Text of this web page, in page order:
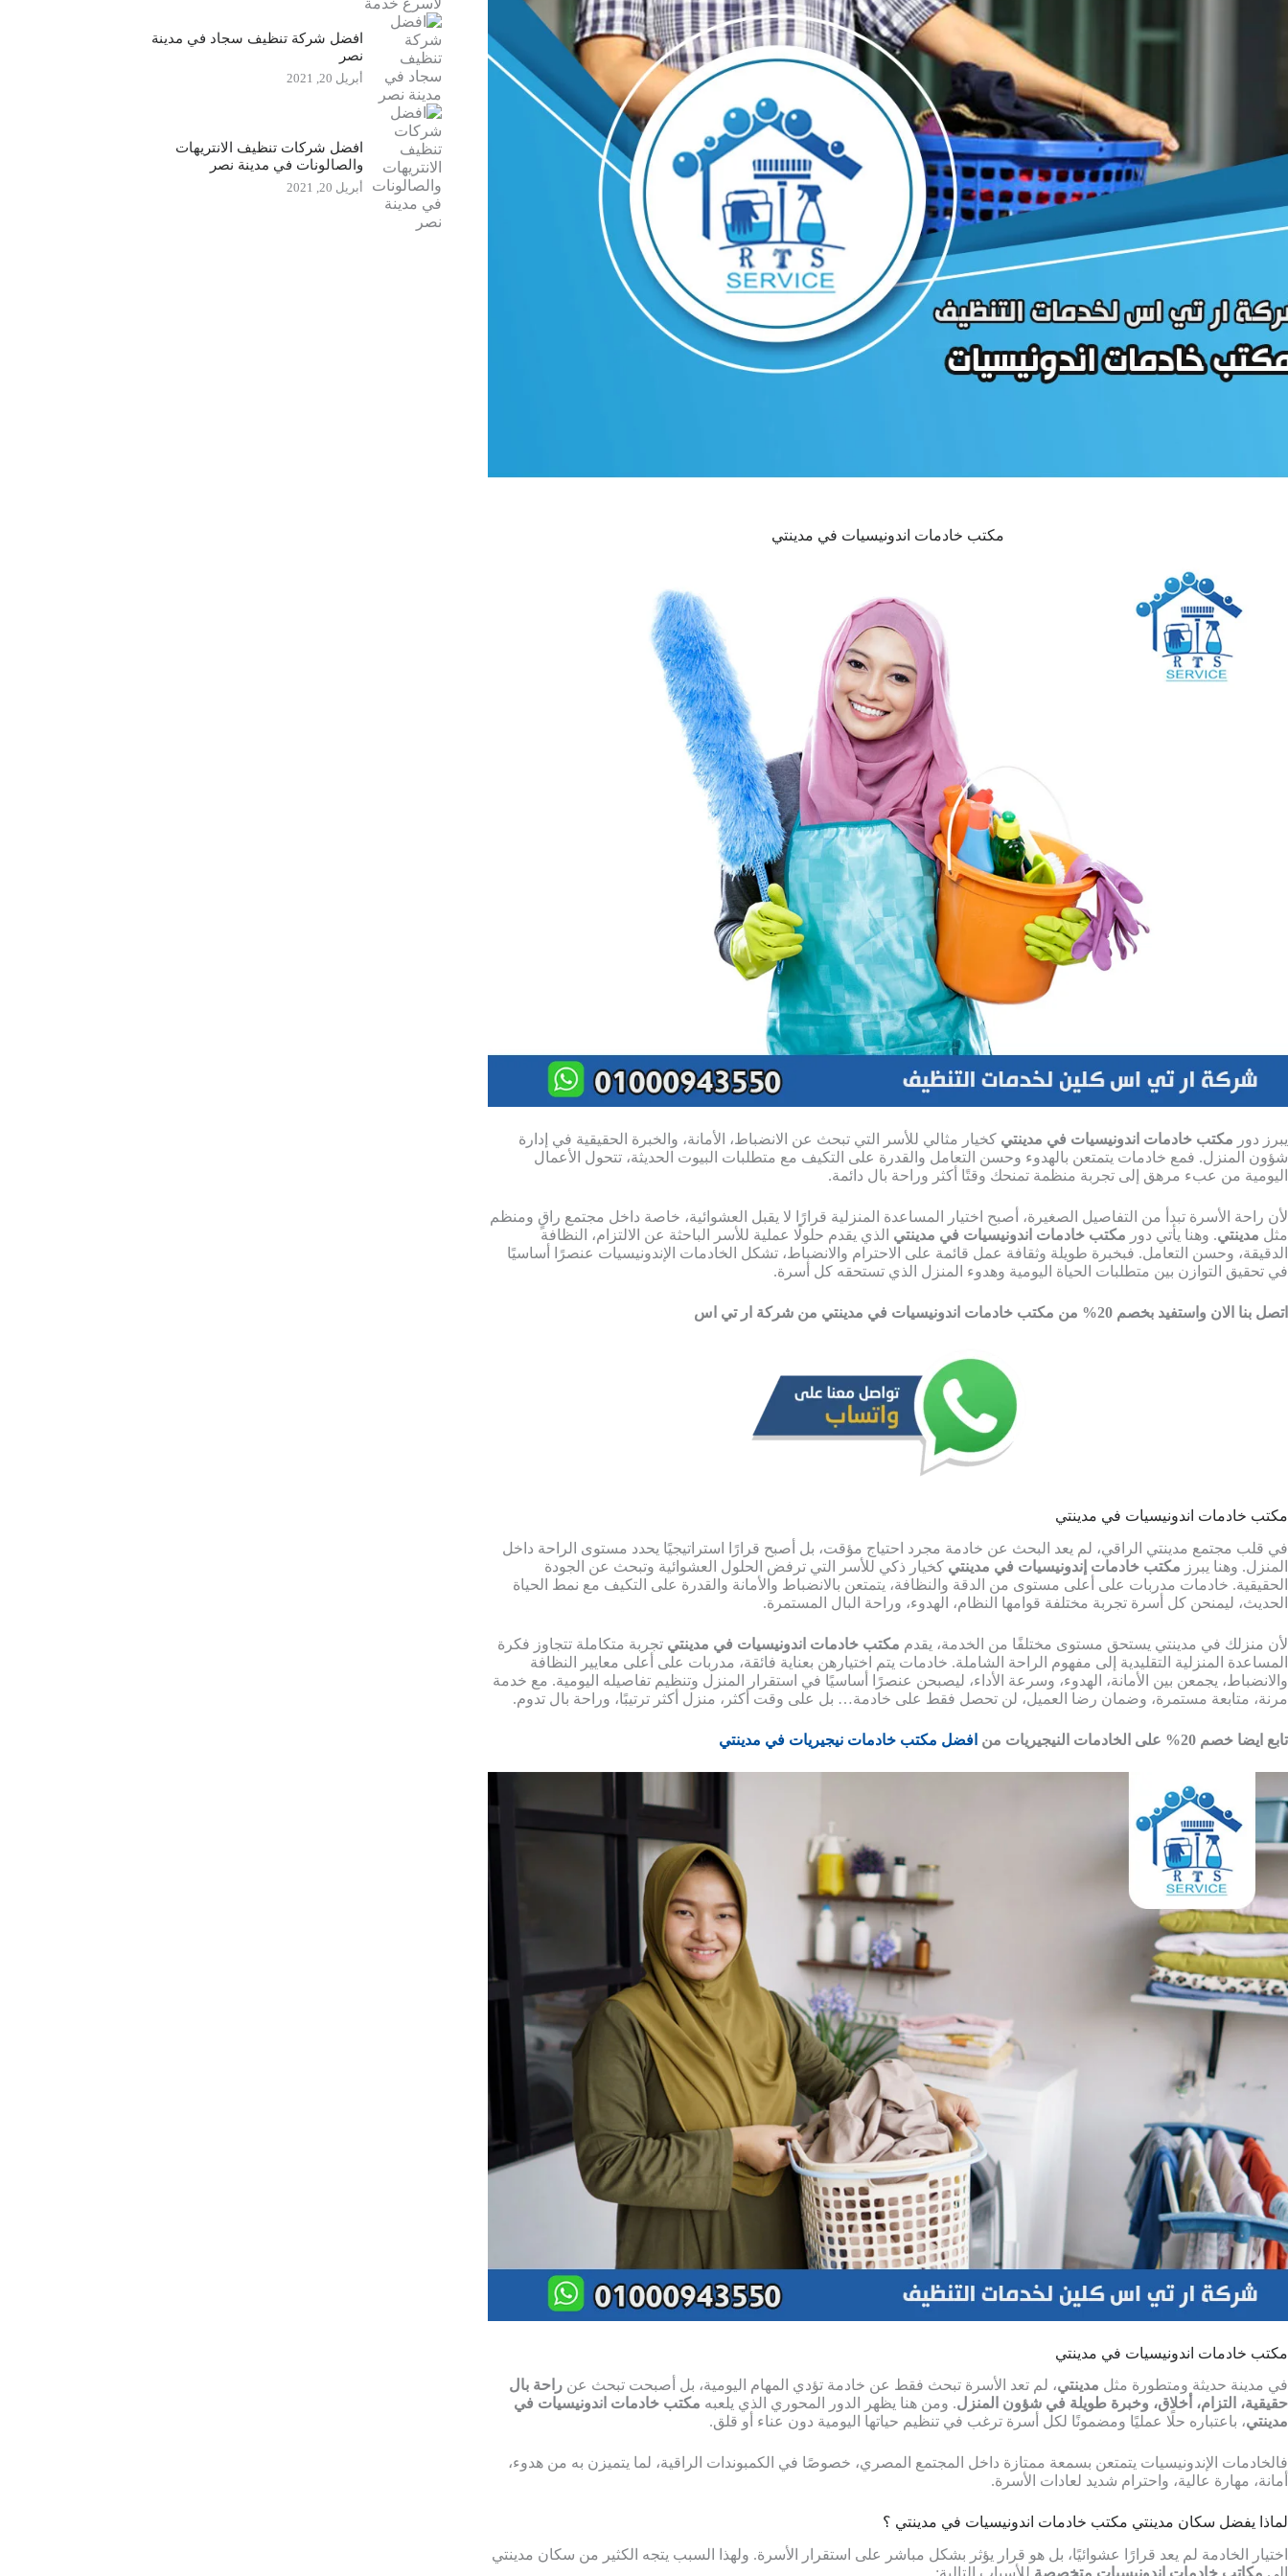
مكتب خادمات اندونيسيات في مدينتي
يبرز دور مكتب خادمات اندونيسيات في مدينتي كخيار مثالي للأسر التي تبحث عن الانضباط، الأمانة، والخبرة الحقيقية في إدارة
شؤون المنزل. فمع خادمات يتمتعن بالهدوء وحسن التعامل والقدرة على التكيف مع متطلبات البيوت الحديثة، تتحول الأعمال
اليومية من عبء مرهق إلى تجربة منظمة تمنحك وقتًا أكثر وراحة بال دائمة.
لأن راحة الأسرة تبدأ من التفاصيل الصغيرة، أصبح اختيار المساعدة المنزلية قرارًا لا يقبل العشوائية، خاصة داخل مجتمع راقٍ ومنظم
مثل مدينتي. وهنا يأتي دور مكتب خادمات اندونيسيات في مدينتي الذي يقدم حلولًا عملية للأسر الباحثة عن الالتزام، النظافة
الدقيقة، وحسن التعامل. فبخبرة طويلة وثقافة عمل قائمة على الاحترام والانضباط، تشكل الخادمات الإندونيسيات عنصرًا أساسيًا
في تحقيق التوازن بين متطلبات الحياة اليومية وهدوء المنزل الذي تستحقه كل أسرة.
اتصل بنا الان واستفيد بخصم 20% من مكتب خادمات اندونيسيات في مدينتي من شركة ار تي اس
مكتب خادمات اندونيسيات في مدينتي
في قلب مجتمع مدينتي الراقي، لم يعد البحث عن خادمة مجرد احتياج مؤقت، بل أصبح قرارًا استراتيجيًا يحدد مستوى الراحة داخل
المنزل. وهنا يبرز مكتب خادمات إندونيسيات في مدينتي كخيار ذكي للأسر التي ترفض الحلول العشوائية وتبحث عن الجودة
الحقيقية. خادمات مدربات على أعلى مستوى من الدقة والنظافة، يتمتعن بالانضباط والأمانة والقدرة على التكيف مع نمط الحياة
الحديث، ليمنحن كل أسرة تجربة مختلفة قوامها النظام، الهدوء، وراحة البال المستمرة.
لأن منزلك في مدينتي يستحق مستوى مختلفًا من الخدمة، يقدم مكتب خادمات اندونيسيات في مدينتي تجربة متكاملة تتجاوز فكرة
المساعدة المنزلية التقليدية إلى مفهوم الراحة الشاملة. خادمات يتم اختيارهن بعناية فائقة، مدربات على أعلى معايير النظافة
والانضباط، يجمعن بين الأمانة، الهدوء، وسرعة الأداء، ليصبحن عنصرًا أساسيًا في استقرار المنزل وتنظيم تفاصيله اليومية. مع خدمة
مرنة، متابعة مستمرة، وضمان رضا العميل، لن تحصل فقط على خادمة… بل على وقت أكثر، منزل أكثر ترتيبًا، وراحة بال تدوم.
تابع ايضا خصم 20% على الخادمات النيجيريات من افضل مكتب خادمات نيجيريات في مدينتي
مكتب خادمات اندونيسيات في مدينتي
في مدينة حديثة ومتطورة مثل مدينتي، لم تعد الأسرة تبحث فقط عن خادمة تؤدي المهام اليومية، بل أصبحت تبحث عن راحة بال
حقيقية، التزام، أخلاق، وخبرة طويلة في شؤون المنزل. ومن هنا يظهر الدور المحوري الذي يلعبه مكتب خادمات اندونيسيات في
مدينتي، باعتباره حلًا عمليًا ومضمونًا لكل أسرة ترغب في تنظيم حياتها اليومية دون عناء أو قلق.
فالخادمات الإندونيسيات يتمتعن بسمعة ممتازة داخل المجتمع المصري، خصوصًا في الكمبوندات الراقية، لما يتميزن به من هدوء،
أمانة، مهارة عالية، واحترام شديد لعادات الأسرة.
لماذا يفضل سكان مدينتي مكتب خادمات اندونيسيات في مدينتي ؟
اختيار الخادمة لم يعد قرارًا عشوائيًا، بل هو قرار يؤثر بشكل مباشر على استقرار الأسرة. ولهذا السبب يتجه الكثير من سكان مدينتي
إلى مكاتب خادمات إندونيسيات متخصصة للأسباب التالية:
افضل شركة تنظيف سجاد في مدينة
نصر
أبريل 20, 2021
افضل شركات تنظيف الانتريهات
والصالونات في مدينة نصر
أبريل 20, 2021